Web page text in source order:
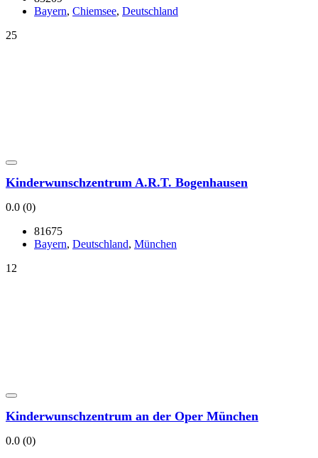
Bay­ern, Chiem­see, Deutsch­land
25
Kin­der­wunsch­zen­trum A.R.T. Bogen­hau­sen
0.0 (0)
81675
Bay­ern, Deutsch­land, Mün­chen
12
Kin­der­wunsch­zen­trum an der Oper Mün­chen
0.0 (0)